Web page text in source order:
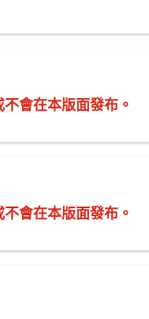
會在本版面發布。
會在本版面發布。